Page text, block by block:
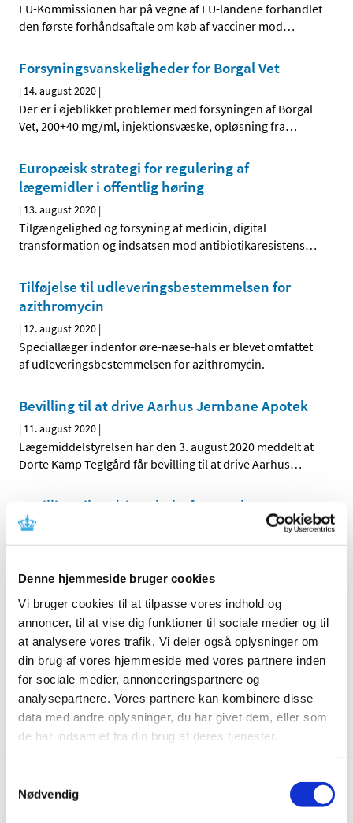
Denne hjemmeside bruger cookies
Vi bruger cookies til at tilpasse vores indhold og
annoncer, til at vise dig funktioner til sociale medier og til
at analysere vores trafik. Vi deler også oplysninger om
din brug af vores hjemmeside med vores partnere inden
for sociale medier, annonceringspartnere og
analysepartnere. Vores partnere kan kombinere disse
data med andre oplysninger, du har givet dem, eller som
de har indsamlet fra din brug af deres tjenester.
Nødvendig
EU-Kommissionen har på vegne af EU-landene forhandlet
den første forhåndsaftale om køb af vacciner mod…
Forsyningsvanskeligheder for Borgal Vet
| 14. august 2020 |
Der er i øjeblikket problemer med forsyningen af Borgal
Vet, 200+40 mg/ml, injektionsvæske, opløsning fra…
Europæisk strategi for regulering af
lægemidler i offentlig høring
| 13. august 2020 |
Tilgængelighed og forsyning af medicin, digital
transformation og indsatsen mod antibiotikaresistens…
Tilføjelse til udleveringsbestemmelsen for
azithromycin
| 12. august 2020 |
Speciallæger indenfor øre-næse-hals er blevet omfattet
af udleveringsbestemmelsen for azithromycin.
Bevilling til at drive Aarhus Jernbane Apotek
| 11. august 2020 |
Lægemiddelstyrelsen har den 3. august 2020 meddelt at
Dorte Kamp Teglgård får bevilling til at drive Aarhus…
Bevilling til at drive Ebeltoft Apotek
|11. august 2020
Lægemiddelstyrelsen har den 3. august 2020 meddelt at
Ledig bevilling til Helsingør Stengades Apotek
|10. august 2020|
Bevillingen til at drive Helsingør Stengades Apotek er
ledig pr. 1. januar 2021.
Ledig bevilling til Dalgas Boulevard Apotek
| 10. august 2020 |
Bevillingen til at drive Dalgas Boulevard Apotek er ledig
Forsyningsvanskeligheder for Mydriacyl,